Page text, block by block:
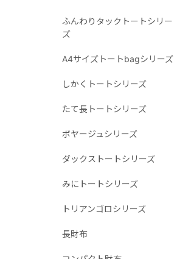
ふんわりタックトートシリー
ズ
A4サイズトートbagシリーズ
しかくトートシリーズ
たて長トートシリーズ
ボヤージュシリーズ
ダックストートシリーズ
みにトートシリーズ
トリアンゴロシリーズ
長財布